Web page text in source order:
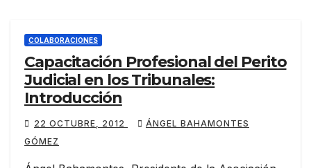
COLABORACIONES
Capacitación Profesional del Perito
Judicial en los Tribunales:
Introducción
22 OCTUBRE, 2012
ÁNGEL BAHAMONTES
GÓMEZ